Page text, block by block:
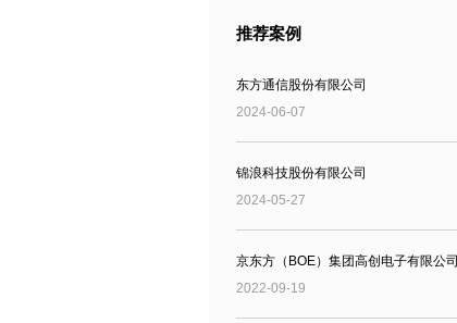
推荐案例
东方通信股份有限公司
2024-06-07
锦浪科技股份有限公司
2024-05-27
京东方（BOE）集团高创电子有限公司
2022-09-19